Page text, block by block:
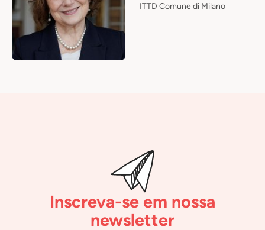
ITTD Comune di Milano
Inscreva-se em nossa
newsletter